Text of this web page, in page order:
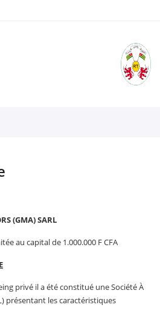
(GMA) SARL
au capital de 1.000.000 F CFA
privé il a été constitué une Société À
présentant les caractéristiques